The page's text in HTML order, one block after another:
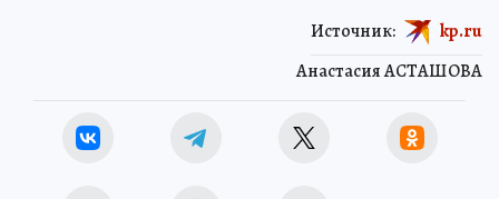
Анастасия АСТАШОВА
Источник: kp.ru